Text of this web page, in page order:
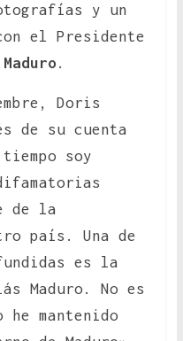
y un
el Presidente
.
Doris
de su cuenta
soy
de la
país. Una de
es la
Maduro. No es
he mantenido